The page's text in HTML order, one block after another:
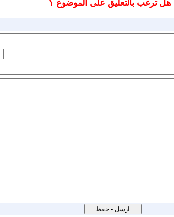
هل ترغب بالتعليق على الموضوع ؟